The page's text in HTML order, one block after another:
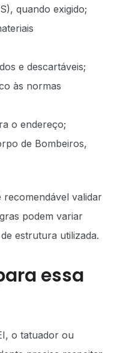
quando exigido;
e descartáveis;
às normas
o endereço;
de Bombeiros,
recomendável validar
podem variar
estrutura utilizada.
essa
o tatuador ou